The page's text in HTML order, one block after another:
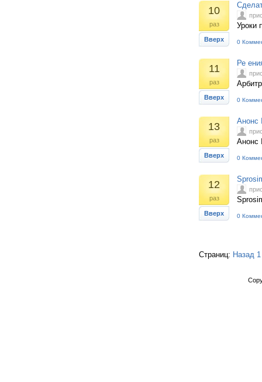
10
раз
Вверх
Уроки
0
11
раз
Вверх
Ре
0
13
раз
Вверх
Анонс
Анонс
0
12
раз
Вверх 0
Страниц: Назад 1